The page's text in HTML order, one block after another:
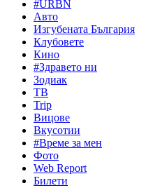
#URBN
Авто
Изгубената България
Клубовете
Кино
#Здравето ни
Зодиак
ТВ
Trip
Вицове
Вкусотии
#Време за мен
Фото
Web Report
Билети